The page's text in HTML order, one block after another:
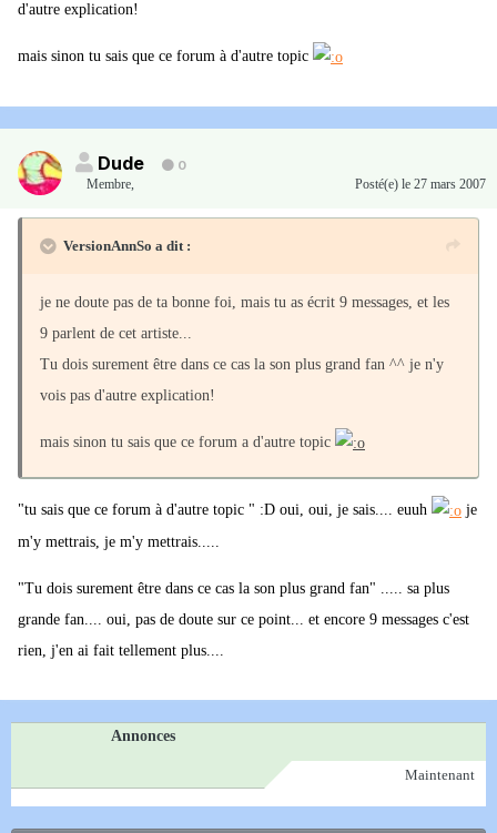
d'autre explication!
mais sinon tu sais que ce forum à d'autre topic
Dude
0
Membre, Posté(e) le 27 mars 2007
VersionAnnSo a dit :
je ne doute pas de ta bonne foi, mais tu as écrit 9 messages, et les
9 parlent de cet artiste...
Tu dois surement être dans ce cas la son plus grand fan ^^ je n'y
vois pas d'autre explication!
mais sinon tu sais que ce forum a d'autre topic
"tu sais que ce forum à d'autre topic " :D oui, oui, je sais.... euuh
je
m'y mettrais, je m'y mettrais.....
"Tu dois surement être dans ce cas la son plus grand fan" ..... sa plus
grande fan.... oui, pas de doute sur ce point... et encore 9 messages c'est
rien, j'en ai fait tellement plus....
Annonces
Maintenant